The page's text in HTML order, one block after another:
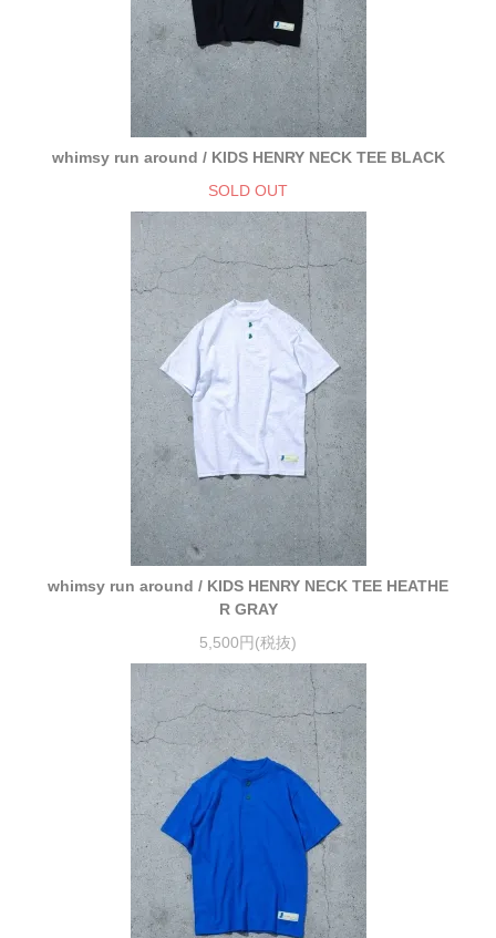
whimsy run around / KIDS HENRY NECK TEE BLACK
SOLD OUT
whimsy run around / KIDS HENRY NECK TEE HEATHE
R GRAY
5,500円(税抜)